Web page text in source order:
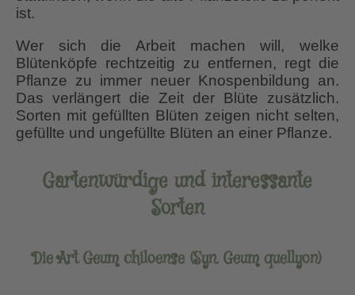
ist.
Wer sich die Arbeit machen will, welke
Blütenköpfe rechtzeitig zu entfernen, regt die
Pflanze zu immer neuer Knospenbildung an.
Das verlängert die Zeit der Blüte zusätzlich.
Sorten mit gefüllten Blüten zeigen nicht selten,
gefüllte und ungefüllte Blüten an einer Pflanze.
Gartenwürdige und interessante
Sorten
Die Art Geum chiloense (Syn. Geum quellyon)